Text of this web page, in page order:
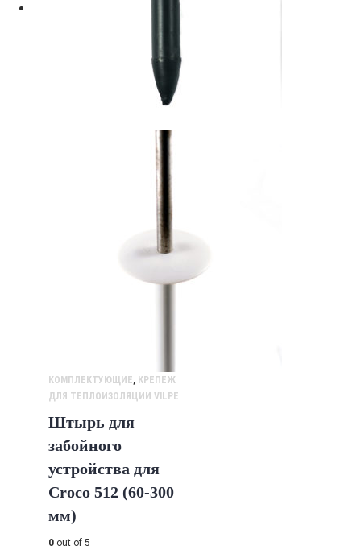
КОМПЛЕКТУЮЩИЕ, КРЕПЕЖ
ДЛЯ ТЕПЛОИЗОЛЯЦИИ VILPE
Штырь для
забойного
устройства для
Croco 512 (60-300
мм)
0 out of 5